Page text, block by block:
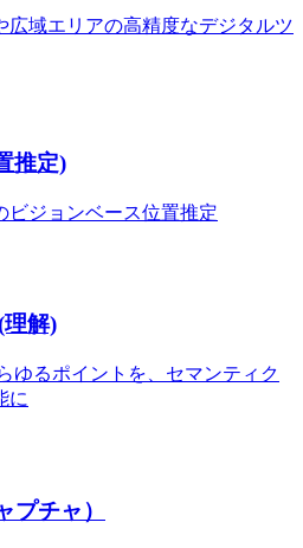
広域エリアの高精度なデジタルツ
推定)
ビジョンベース位置推定
解)
ゆるポイントを、セマンティク
に
プチャ）